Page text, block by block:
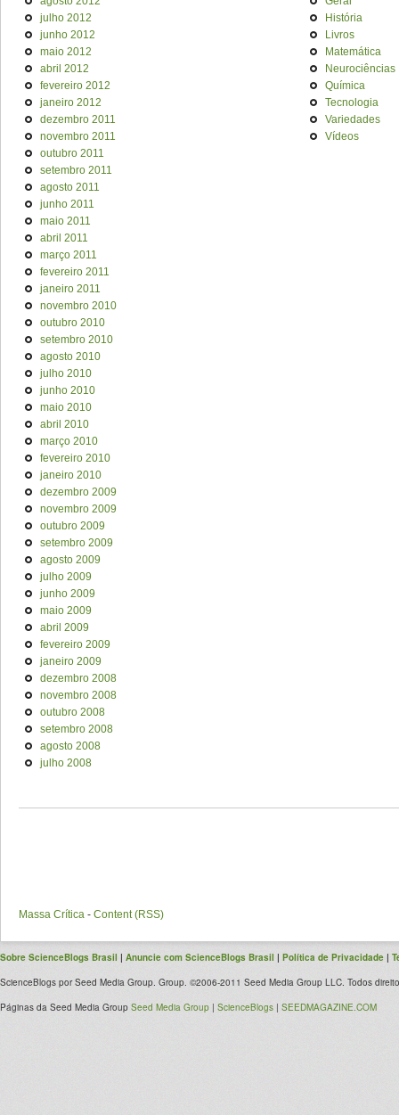
julho 2012
junho 2012
maio 2012
abril 2012
fevereiro 2012
janeiro 2012
dezembro 2011
novembro 2011
outubro 2011
setembro 2011
agosto 2011
junho 2011
maio 2011
abril 2011
março 2011
fevereiro 2011
janeiro 2011
novembro 2010
outubro 2010
setembro 2010
agosto 2010
julho 2010
junho 2010
maio 2010
abril 2010
março 2010
fevereiro 2010
janeiro 2010
dezembro 2009
novembro 2009
outubro 2009
setembro 2009
agosto 2009
julho 2009
junho 2009
maio 2009
abril 2009
fevereiro 2009
janeiro 2009
dezembro 2008
novembro 2008
outubro 2008
setembro 2008
agosto 2008
julho 2008
História
Livros
Matemática
Neurociências
Química
Tecnologia
Variedades
Vídeos
Massa Crítica - Content (RSS)
Sobre ScienceBlogs Brasil | Anuncie com ScienceBlogs Brasil | Política de Privacidade |
ScienceBlogs por Seed Media Group. Group. ©2006-2011 Seed Media Group LLC. Todos
Páginas da Seed Media Group Seed Media Group | ScienceBlogs | SEEDMAGAZINE.COM